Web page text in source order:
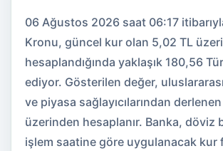
06 Ağustos 2026 saat 06:17
Kronu, güncel kur olan 5,02 TL
hesaplandığında yaklaşık 180,56
ediyor. Gösterilen değer,
ve piyasa sağlayıcılarından
üzerinden hesaplanır. Banka, döviz
işlem saatine göre uygulanacak kur